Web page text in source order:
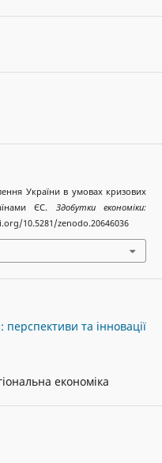
України в умовах кризових
ЄС. Здобутки економіки:
10.5281/zenodo.20646036
та інновації
економіка